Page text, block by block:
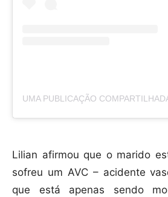
Lilian afirmou que o marido
sofreu um AVC – acidente
que está apenas sendo